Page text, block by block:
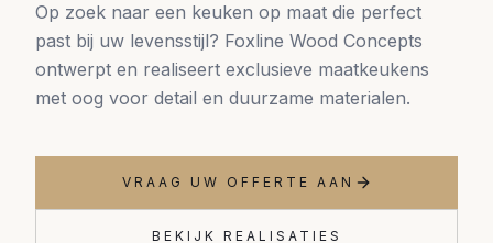
Op zoek naar een keuken op maat die perfect
past bij uw levensstijl? Foxline Wood Concepts
ontwerpt en realiseert exclusieve maatkeukens
met oog voor detail en duurzame materialen.
VRAAG UW OFFERTE AAN
BEKIJK REALISATIES